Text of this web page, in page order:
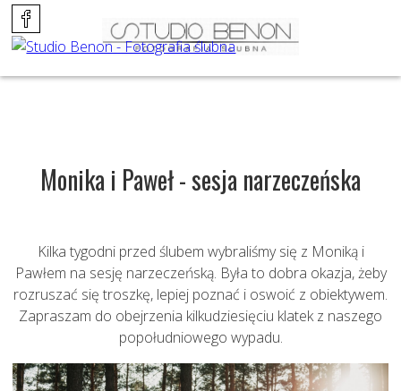
Monika i Paweł - sesja narzeczeńska
Kilka tygodni przed ślubem wybraliśmy się z Moniką i
Pawłem na sesję narzeczeńską. Była to dobra okazja, żeby
rozruszać się troszkę, lepiej poznać i oswoić z obiektywem.
Zapraszam do obejrzenia kilkudziesięciu klatek z naszego
popołudniowego wypadu.